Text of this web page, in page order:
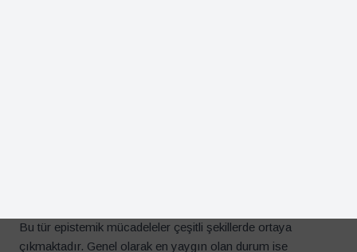
Bu tür epistemik mücadeleler çeşitli şekillerde ortaya
çıkmaktadır. Genel olarak en yaygın olan durum ise